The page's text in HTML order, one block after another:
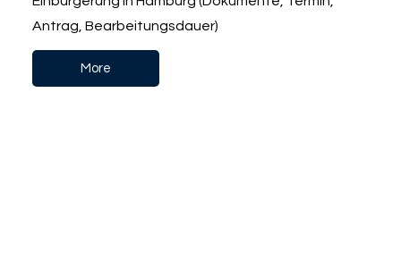
Antrag, Bearbeitungsdauer)
More